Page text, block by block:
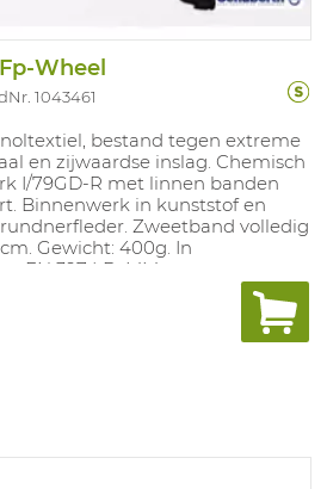
Wheel
1043461
bestand tegen extreme
en zijwaardse inslag. Chemisch
I/79GD-R met linnen banden
Binnenwerk in kunststof en
Zweetband volledig
Gewicht: 400g. In
EN 397 LD, MM